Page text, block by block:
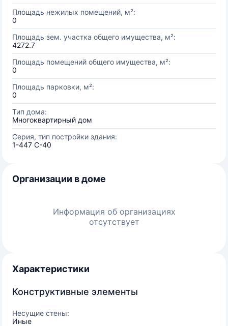
Площадь нежилых помещений, м²:
0
Площадь зем. участка общего имущества, м²:
4272.7
Площадь помещений общего имущества, м²:
0
Площадь парковки, м²:
0
Тип дома:
Многоквартирный дом
Серия, тип постройки здания:
1-447 С-40
Организации в доме
Информация об организациях
отсутствует
Характеристики
Конструктивные элементы
Несущие стены:
Иные